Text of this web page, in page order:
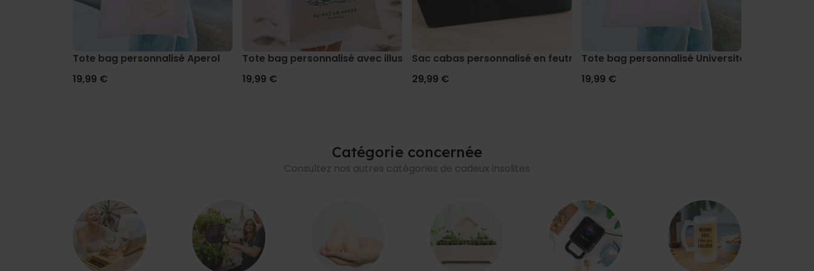
Tote bag personnalisé Aperol
19,99 €
Tote bag personnalisé avec illustration de vacances
19,99 €
Sac cabas personnalisé en feutre avec texte
29,99 €
Tote bag personnalisé Université
19,99 €
Catégorie concernée
Consultez nos autres catégories de cadeux insolites